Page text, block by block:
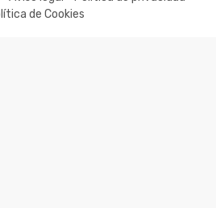
de Cookies